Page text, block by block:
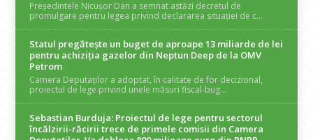
Președintele Nicușor Dan a semnat astăzi decretul de
promulgare pentru legea privind declararea situației de c...
Statul pregătește un buget de aproape 13 miliarde de lei
pentru achiziția gazelor din Neptun Deep de la OMV
Petrom
Camera Deputaților a adoptat, în calitate de for decizional,
proiectul de lege privind unele măsuri fiscal-bug...
Sebastian Burduja: Proiectul de lege pentru sectorul
încălzirii-răcirii trece de primele comisii din Camera